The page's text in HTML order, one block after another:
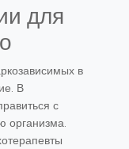
для
в
В
с
организма.